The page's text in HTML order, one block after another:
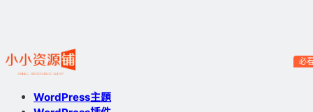
WordPress主題
必